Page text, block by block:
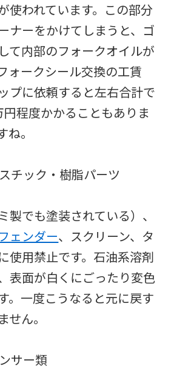
使われています。この部分
ナーをかけてしまうと、ゴ
て内部のフォークオイルが
ォークシール交換の工賃
プに依頼すると左右合計で
程度かかることもありま
。
チック・樹脂パーツ
製でも塗装されている）、
ェンダー、スクリーン、タ
使用禁止です。石油系溶剤
表面が白くにごったり変色
。一度こうなると元に戻す
せん。
サー類